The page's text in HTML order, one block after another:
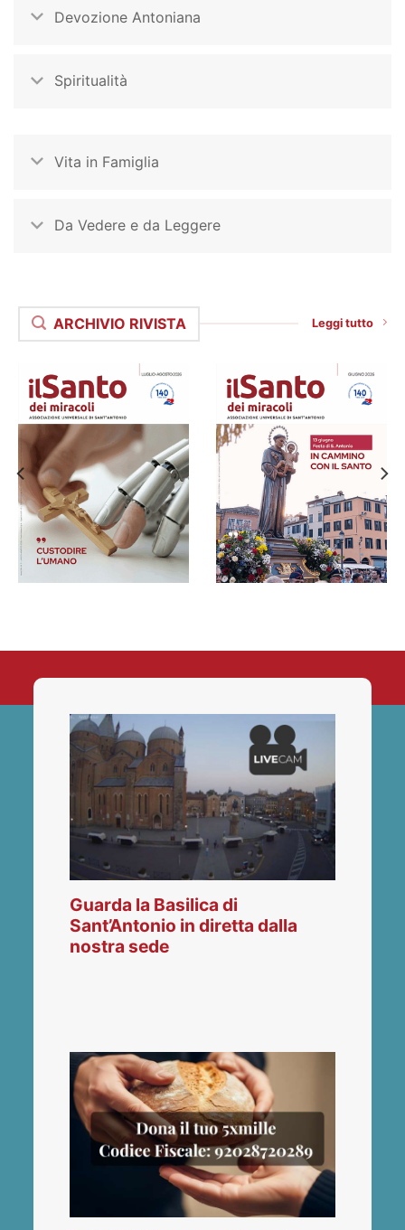
Devozione Antoniana
Spiritualità
Vita in Famiglia
Da Vedere e da Leggere
ARCHIVIO RIVISTA Leggi tutto
Guarda la Basilica di
Sant’Antonio in diretta dalla
nostra sede